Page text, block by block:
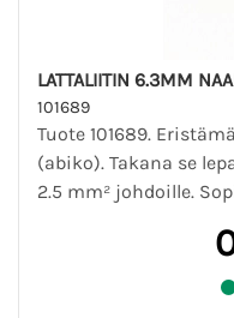
LATTALIITIN 6.3MM
101689
Tuote 101689.
(abiko). Takana se
2.5 mm² johdoille.